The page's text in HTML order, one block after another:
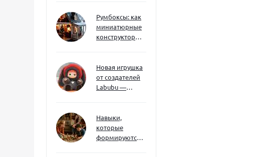
ждать и как
подготовиться
Румбоксы: как
миниатюрные
конструкторы
мышление и
внимание к
деталям
Новая игрушка
от создателей
Labubu —
Навыки,
которые
формируются